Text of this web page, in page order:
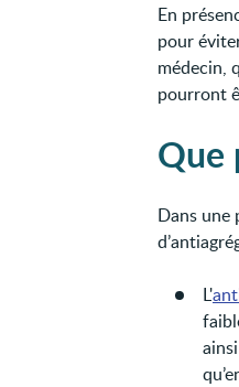
En
pour
médecin,
pourront
Que
Dans une
L'